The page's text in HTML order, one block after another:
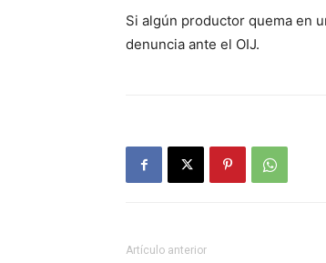
Si algún productor quema en
denuncia ante el OIJ.
Artículo anterior